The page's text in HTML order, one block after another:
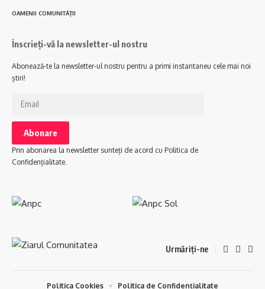
OAMENII COMUNITĂȚII
Înscrieți-vă la newsletter-ul nostru
Abonează-te la newsletter-ul nostru pentru a primi instantaneu cele mai noi
știri!
Prin abonarea la newsletter sunteți de acord cu Politica de
Confidențialitate.
Urmăriți-ne
Politica Cookies Politica de Confidențialitate